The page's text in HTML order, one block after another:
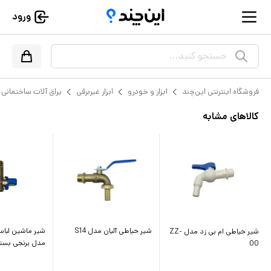
ورود
جستجو کنید...
فروشگاه اینترنتی این‌چند ابزار و خودرو ابزار غیربرقی یراق آلات ساختمانی
کالاهای مشابه
شیر حیاطی ام بی زد مدل ZZ-
00
شیر حیاطی آلیان مدل S14
شیر ماشین
مدل برنجی بسته 1